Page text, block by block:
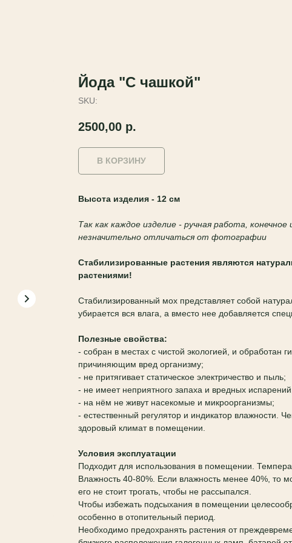
Йода "С чашкой"
SKU:
2500,00 р.
В КОРЗИНУ
Высота изделия - 12 см
Так как каждое изделие - ручная работа,
незначительно отличаться от фотографии
Стабилизированные растения являются
растениями!
Стабилизированный мох представляет собой
убирается вся влага, а вместо нее добавляется
Полезные свойства:
- собран в местах с чистой экологией, и обработан
причиняющим вред организму;
- не притягивает статическое электричество и пыль;
- не имеет неприятного запаха и вредных
- на нём не живут насекомые и микроорганизмы;
- естественный регулятор и индикатор влажности.
здоровый климат в помещении.
Условия эксплуатации
Подходит для использования в помещении.
Влажность 40-80%. Если влажность менее 40%, то
его не стоит трогать, чтобы не рассыпался.
Чтобы избежать подсыхания в помещении
особенно в отопительный период.
Необходимо предохранять растения от